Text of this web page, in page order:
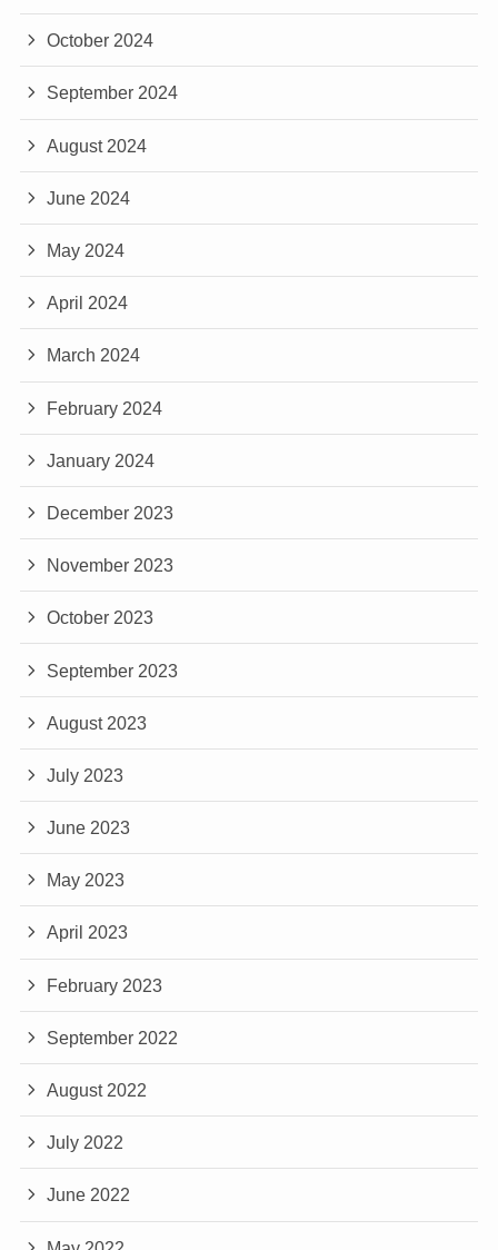
October 2024
September 2024
August 2024
June 2024
May 2024
April 2024
March 2024
February 2024
January 2024
December 2023
November 2023
October 2023
September 2023
August 2023
July 2023
June 2023
May 2023
April 2023
February 2023
September 2022
August 2022
July 2022
June 2022